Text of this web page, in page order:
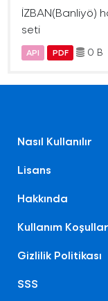
İZBAN(Banliyö)
seti
API PDF 0 B
Nasıl Kullanılır
Lisans
Hakkında
Kullanım
Gizlilik Politikası
SSS